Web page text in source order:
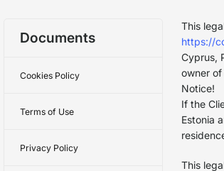
Documents
Cookies Policy
Terms of Use
Privacy Policy
This
https://
Cyprus,
owner
Notice!
If the
Estonia
This